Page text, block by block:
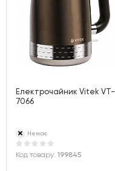
Електрочайник Vitek VT-
7066
Немає
Код товару: 199845